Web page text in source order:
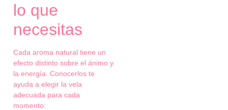
lo que
necesitas
Cada aroma natural tiene un
efecto distinto sobre el ánimo y
la energía. Conocerlos te
ayuda a elegir la vela
adecuada para cada
momento: